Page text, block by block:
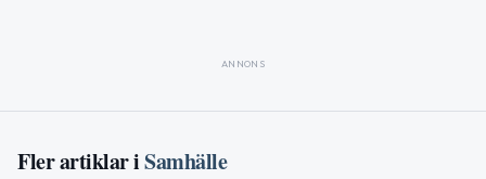
ANNONS
Fler artiklar iSamhälle